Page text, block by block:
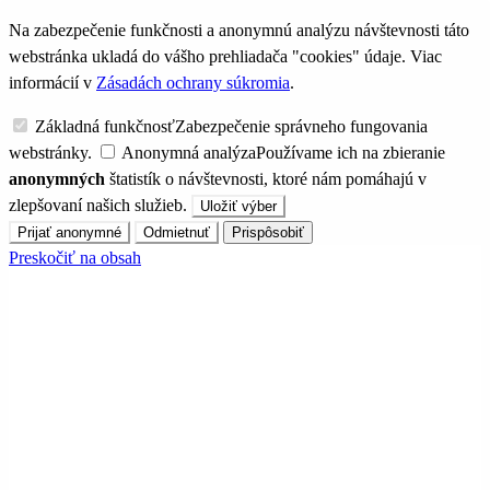
Na zabezpečenie funkčnosti a anonymnú analýzu návštevnosti táto
webstránka ukladá do vášho prehliadača "cookies" údaje. Viac
informácií v Zásadách ochrany súkromia.
Základná funkčnosťZabezpečenie správneho fungovania
webstránky.
Anonymná analýzaPoužívame ich na zbieranie
anonymných štatistík o návštevnosti, ktoré nám pomáhajú v
zlepšovaní našich služieb.
Uložiť výber
Prijať anonymné
Odmietnuť Prispôsobiť
Preskočiť na obsah